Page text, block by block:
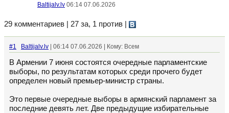
Baltijalv.lv 06:14 07.06.2026
29 комментариев | 27 за, 1 против
#1 Baltijalv.lv | 06:14 07.06.2026 | Кому: Всем
В Армении 7 июня состоятся очередные парламентские
выборы, по результатам которых среди прочего будет
определен новый премьер-министр страны.
Это первые очередные выборы в армянский парламент за
последние девять лет. Две предыдущие избирательные